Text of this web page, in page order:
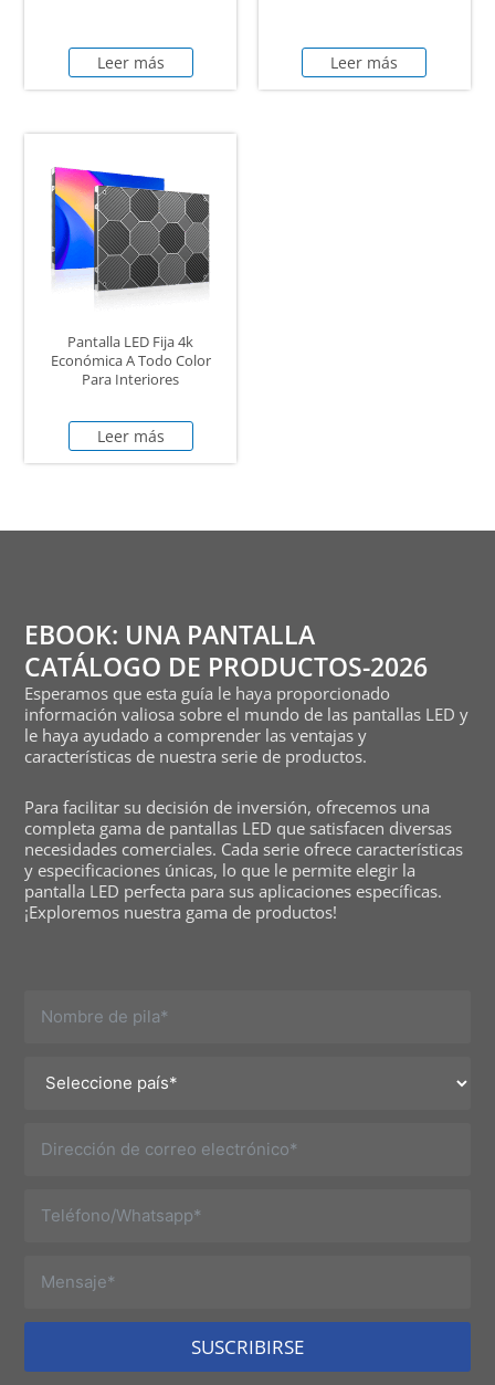
Leer más Leer más
Pantalla LED Fija 4k
Económica A Todo Color
Para Interiores
Leer más
EBOOK: UNA PANTALLA
CATÁLOGO DE PRODUCTOS-2026
Esperamos que esta guía le haya proporcionado
información valiosa sobre el mundo de las pantallas LED y
le haya ayudado a comprender las ventajas y
características de nuestra serie de productos.
Para facilitar su decisión de inversión, ofrecemos una
completa gama de pantallas LED que satisfacen diversas
necesidades comerciales. Cada serie ofrece características
y especificaciones únicas, lo que le permite elegir la
pantalla LED perfecta para sus aplicaciones específicas.
¡Exploremos nuestra gama de productos!
SUSCRIBIRSE